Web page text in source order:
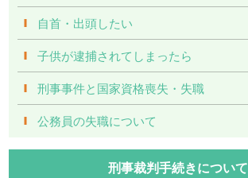
自首・出頭したい
子供が逮捕されてしまったら
刑事事件と国家資格喪失・失職
公務員の失職について
刑事裁判手続きについて